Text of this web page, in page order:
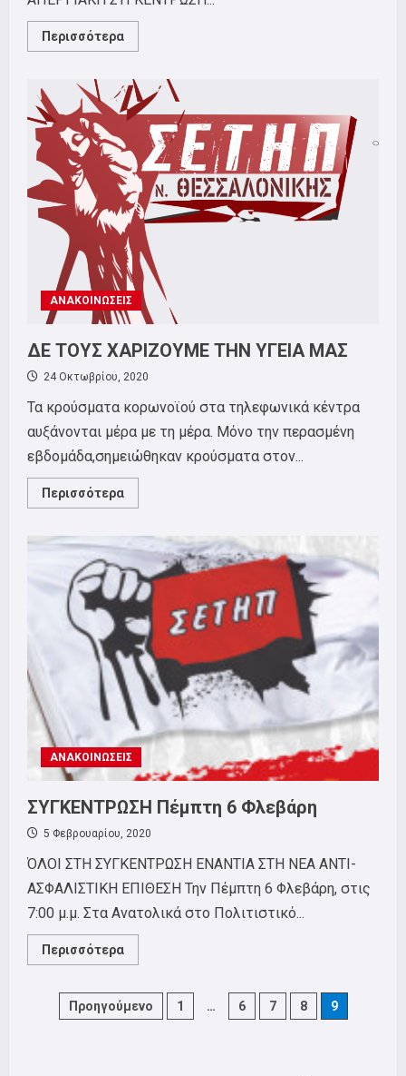
Περισσότερα
more
6/5/2021
ΑΝΑΚΟΙΝΩΣΕΙΣ
ΔΕ ΤΟΥΣ ΧΑΡΙΖΟΥΜΕ ΤΗΝ ΥΓΕΙΑ ΜΑΣ
24 Οκτωβρίου, 2020
Τα κρούσματα κορωνοϊού στα τηλεφωνικά κέντρα
αυξάνονται μέρα με τη μέρα. Μόνο την περασμένη
εβδομάδα,σημειώθηκαν κρούσματα στον...
Περισσότερα
more
ΤΟΥΣ
ΧΑΡΙΖΟΥΜΕ
ΤΗΝ
ΥΓΕΙΑ
ΜΑΣ
ΑΝΑΚΟΙΝΩΣΕΙΣ
ΣΥΓΚΕΝΤΡΩΣΗ Πέμπτη 6 Φλεβάρη
5 Φεβρουαρίου, 2020
ΌΛΟΙ ΣΤΗ ΣΥΓΚΕΝΤΡΩΣΗ ΕΝΑΝΤΙΑ ΣΤΗ ΝΕΑ ΑΝΤΙ-
ΑΣΦΑΛΙΣΤΙΚΗ ΕΠΙΘΕΣΗ Την Πέμπτη 6 Φλεβάρη, στις
7:00 μ.μ. Στα Ανατολικά στο Πολιτιστικό...
Περισσότερα
more
6
Posts
Προηγούμενο 1 … 6 7 8 9